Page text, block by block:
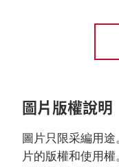
圖片版權說明
圖片只限采編用
片的版權和使用